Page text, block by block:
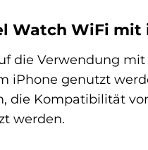
Watch WiFi mit
die Verwendung
iPhone genutzt
die Kompatibilität
werden.